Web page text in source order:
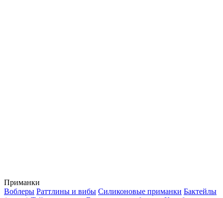
Приманки
Воблеры Раттлины и вибы Силиконовые приманки Бактейлы